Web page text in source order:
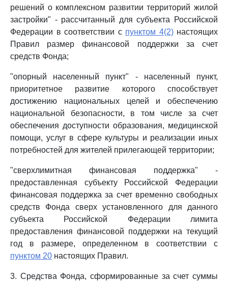
решений о комплексном развитии территорий жилой
застройки" - рассчитанный для субъекта Российской
Федерации в соответствии с пунктом 4(2)настоящих
Правил размер финансовой поддержки за счет
средств Фонда;
"опорный населенный пункт" - населенный пункт,
приоритетное развитие которого способствует
достижению национальных целей и обеспечению
национальной безопасности, в том числе за счет
обеспечения доступности образования, медицинской
помощи, услуг в сфере культуры и реализации иных
потребностей для жителей прилегающей территории;
"сверхлимитная финансовая поддержка" -
предоставленная субъекту Российской Федерации
финансовая поддержка за счет временно свободных
средств Фонда сверх установленного для данного
субъекта Российской Федерации лимита
предоставления финансовой поддержки на текущий
год в размере, определенном в соответствии с
пунктом 20 настоящих Правил.
3. Средства Фонда, сформированные за счет суммы